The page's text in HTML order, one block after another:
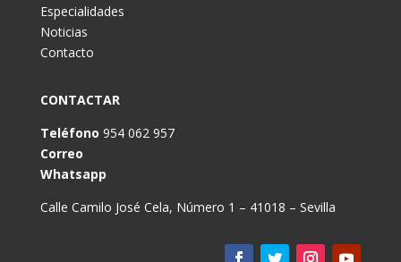
Especialidades
Noticias
Contacto
CONTACTAR
Teléfono 954 062 957
Correo
Whatsapp
Calle Camilo José Cela, Número 1 – 41018 – Sevilla